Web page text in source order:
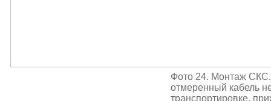
Фото 24. Монтаж
отмеренный кабель
транспортировке,